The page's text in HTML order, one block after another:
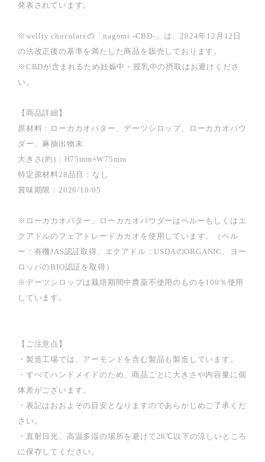
発表されています。
※wellty chocolateの「nagomi -CBD-」は、2024年12月12日
の法改正後の基準を満たした商品を販売しております。
※CBDが含まれるため妊娠中・授乳中の摂取はお避けくださ
い。
【商品詳細】
原材料：ローカカオバター、デーツシロップ、ローカカオパウ
ダー、麻抽出物末
大きさ(約)：H75mm×W75mm
特定原材料28品目：なし
賞味期限：2026/10/05
※ローカカオバター、ローカカオパウダーはペルーもしくはエ
クアドルのフェアトレードカカオを使用しています。（ペル
ー：有機JAS認証取得、エクアドル：USDAのORGANIC、ヨー
ロッパのBIO認証を取得）
※デーツシロップは栽培期間中農薬不使用のものを100％使用
しています。
【ご注意点】
・製造工場では、アーモンドを含む製品も製造しています。
・すべてハンドメイドのため、商品ごとに大きさや内容量に個
体差がございます。
・表記はおおよその目安となりますのであらかじめご了承くだ
さい。
・直射日光、高温多湿の場所を避けて28℃以下の涼しいところ
に保存してください。